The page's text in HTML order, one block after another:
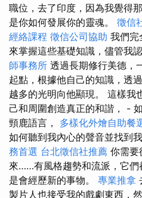
職位，去了印度，因為我覺得
是你如何發展你的靈魂。 徵信
經絡課程 徵信公司協助 我們完
來掌握這些基礎知識，儘管我
師事務所 透過長期修行美德，
起點，根據他自己的知識，透
越多的光明向他顯現。 這樣我
己和周圍創造真正的和諧， -
頸鹿語言， 多樣化外燴自助餐
如何聽到我內心的聲音並找到
務首選 台北徵信社推薦 你需要
來……有風格趨勢和流派，它們
是會經歷新的事物。 專業推拿
製片人也接受我的戲劇東西，